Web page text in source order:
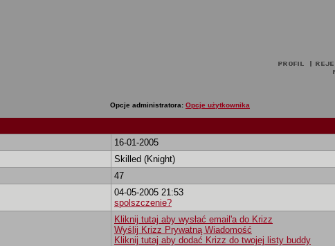
Opcje administratora: Opcje użytkownika
16-01-2005
Skilled (Knight)
47
04-05-2005 21:53
spolszczenie?
Kliknij tutaj aby wysłać email'a do Krizz
Wyślij Krizz Prywatną Wiadomość
Kliknij tutaj aby dodać Krizz do twojej listy buddy